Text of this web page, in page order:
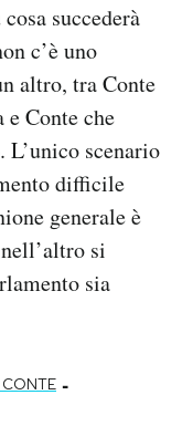
succederà
c’è uno
altro, tra Conte
e Conte che
scenario
difficile
generale è
si
sia
CONTE -